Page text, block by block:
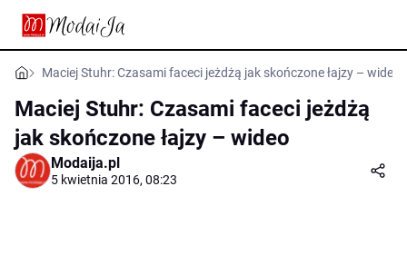
Maciej Stuhr: Czasami faceci jeżdżą jak skończone łajzy – wideo
Maciej Stuhr: Czasami faceci jeżdżą
jak skończone łajzy – wideo
Modaija.pl
5 kwietnia 2016, 08:23